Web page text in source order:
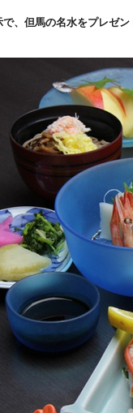
、但馬の名水をプレゼン